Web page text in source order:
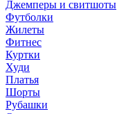
Джемперы и свитшоты
Футболки
Жилеты
Фитнес
Куртки
Худи
Платья
Шорты
Рубашки